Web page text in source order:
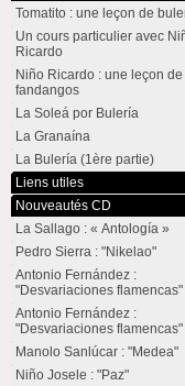
Tomatito : une leçon de
Un cours particulier avec
Ricardo
Niño Ricardo : une leçon de
fandangos
La Soleá por Bulería
La Granaína
La Bulería (1ère partie)
Liens utiles
Nouveautés CD
La Sallago : « Antología »
Pedro Sierra : "Nikelao"
Antonio Fernández :
"Desvariaciones flamencas"
Antonio Fernández :
"Desvariaciones flamencas"
Manolo Sanlúcar : "Medea"
Niño Josele : "Paz"